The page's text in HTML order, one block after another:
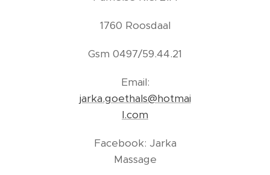
1760 Roosdaal
Gsm 0497/59.44.21
Email:
jarka.goethals@hotmai
l.com
Facebook: Jarka
Massage